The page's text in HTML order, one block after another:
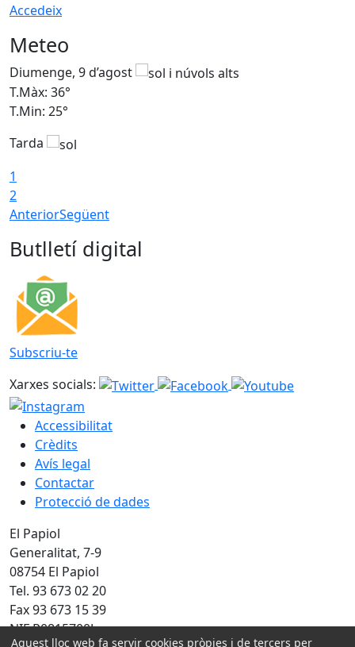
Accedeix
Meteo
Diumenge, 9 d’agost
T.Màx: 36°
T.Min: 25°
Tarda
1
2
AnteriorSegüent
Butlletí digital
Subscriu-te
Xarxes socials:
Accessibilitat
Crèdits
Avís legal
Contactar
Protecció de dades
El Papiol
Generalitat, 7-9
08754 El Papiol
Tel. 93 673 02 20
Fax 93 673 15 39
NIF P0815700J
Aquest lloc web fa servir cookies pròpies i de tercers per